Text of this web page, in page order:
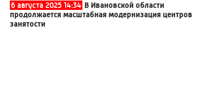
6 августа 2025 14:34 В Ивановской области
продолжается масштабная модернизация центров
занятости